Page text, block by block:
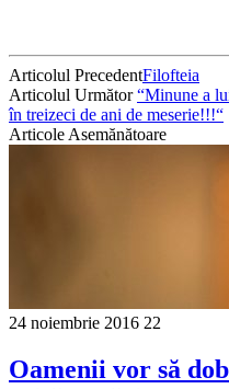
Articolul PrecedentFilofteia
Articolul Următor“Minune a
în treizeci de ani de meserie!!!“
Articole Asemănătoare
24 noiembrie 2016 22
Oamenii vor să